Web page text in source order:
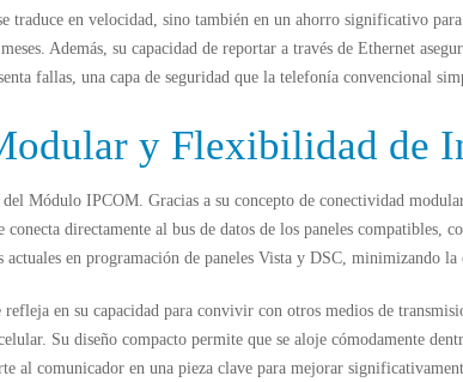
traduce en velocidad, sino también en un ahorro significativo
Además, su capacidad de reportar a través de Ethernet
fallas, una capa de seguridad que la telefonía convencional
y Flexibilidad de
del Módulo IPCOM. Gracias a su concepto de conectividad
directamente al bus de datos de los paneles
actuales en programación de paneles Vista y DSC, minimizando la
en su capacidad para convivir con otros medios de
Su diseño compacto permite que se aloje cómodamente
al comunicador en una pieza clave para mejorar